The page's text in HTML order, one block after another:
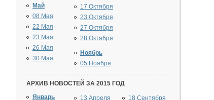
Май
08 Мая
22 Мая
23 Мая
26 Мая
30 Мая
17 Октября
23 Октября
27 Октября
28 Октября
Ноябрь
05 Ноября
АРХИВ НОВОСТЕЙ ЗА 2015 ГОД
Январь
13 Апреля
18 Сентября